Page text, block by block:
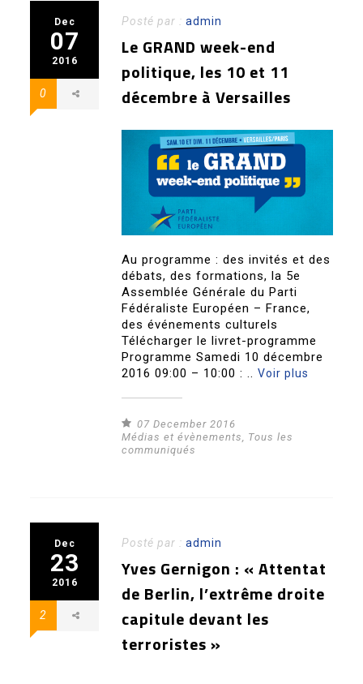
Dec
07
2016
0
Posté par :admin
Le GRAND week-end
politique, les 10 et 11
décembre à Versailles
Au programme : des invités et des
débats, des formations, la 5e
Assemblée Générale du Parti
Fédéraliste Européen – France,
des événements culturels
Télécharger le livret-programme
Programme Samedi 10 décembre
2016 09:00 – 10:00 : ..Voir plus
07 December 2016
Médias et évènements, Tous les
communiqués
Dec
23
2016
2
Posté par :admin
Yves Gernigon : « Attentat
de Berlin, l’extrême droite
capitule devant les
terroristes »